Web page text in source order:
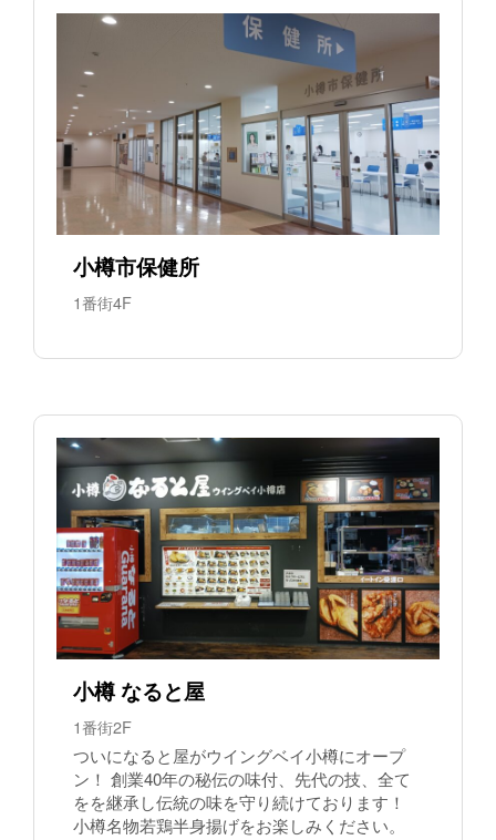
小樽市保健所
1番街4F
小樽 なると屋
1番街2F
ついになると屋がウイングベイ小樽にオープ
ン！ 創業40年の秘伝の味付、先代の技、全て
をを継承し伝統の味を守り続けております！
小樽名物若鶏半身揚げをお楽しみください。